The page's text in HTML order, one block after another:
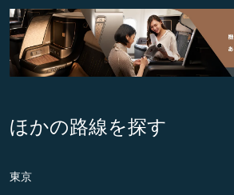
ほかの路線を探す
東京